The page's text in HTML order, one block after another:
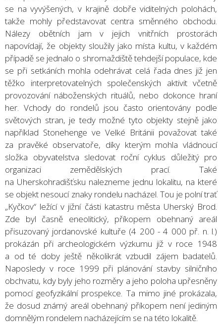
se na vyvýšených, v krajině dobře viditelných polohách,
takže mohly představovat centra směnného obchodu.
Nálezy obětních jam v jejich vnitřních prostorách
napovídají, že objekty sloužily jako místa kultu, v každém
případě se jednalo o shromaždiště tehdejší populace, kde
se při setkáních mohla odehrávat celá řada dnes již jen
těžko interpretovatelných společenských aktivit včetně
provozování náboženských rituálů, nebo dokonce hraní
her. Vchody do rondelů jsou často orientovány podle
světových stran, je tedy možné tyto objekty stejně jako
například Stonehenge ve Velké Británii považovat také
za pravěké observatoře, díky kterým mohla vládnoucí
složka obyvatelstva sledovat roční cyklus důležitý pro
organizaci zemědělských prací. Také
na Uherskohradišťsku nalezneme jednu lokalitu, na které
se objekt nesoucí znaky rondelu nacházel. Tou je polní trať
„Kyčkov“ ležící v jižní části katastru města Uherský Brod.
Zde byl časně eneolitický, příkopem obehnaný areál
přisuzovaný jordanovské kultuře (4 200 - 4 000 př. n. l.)
prokázán při archeologickém výzkumu již v roce 1948
a od té doby ještě několikrát vzbudil zájem badatelů.
Naposledy v roce 1999 při plánování stavby silničního
obchvatu, kdy byly jeho rozměry a jeho poloha upřesněny
pomocí geofyzikální prospekce. Ta mimo jiné prokázala,
že dosud známý areál obehnaný příkopem není jediným
domnělým rondelem nacházejícím se na této lokalitě.